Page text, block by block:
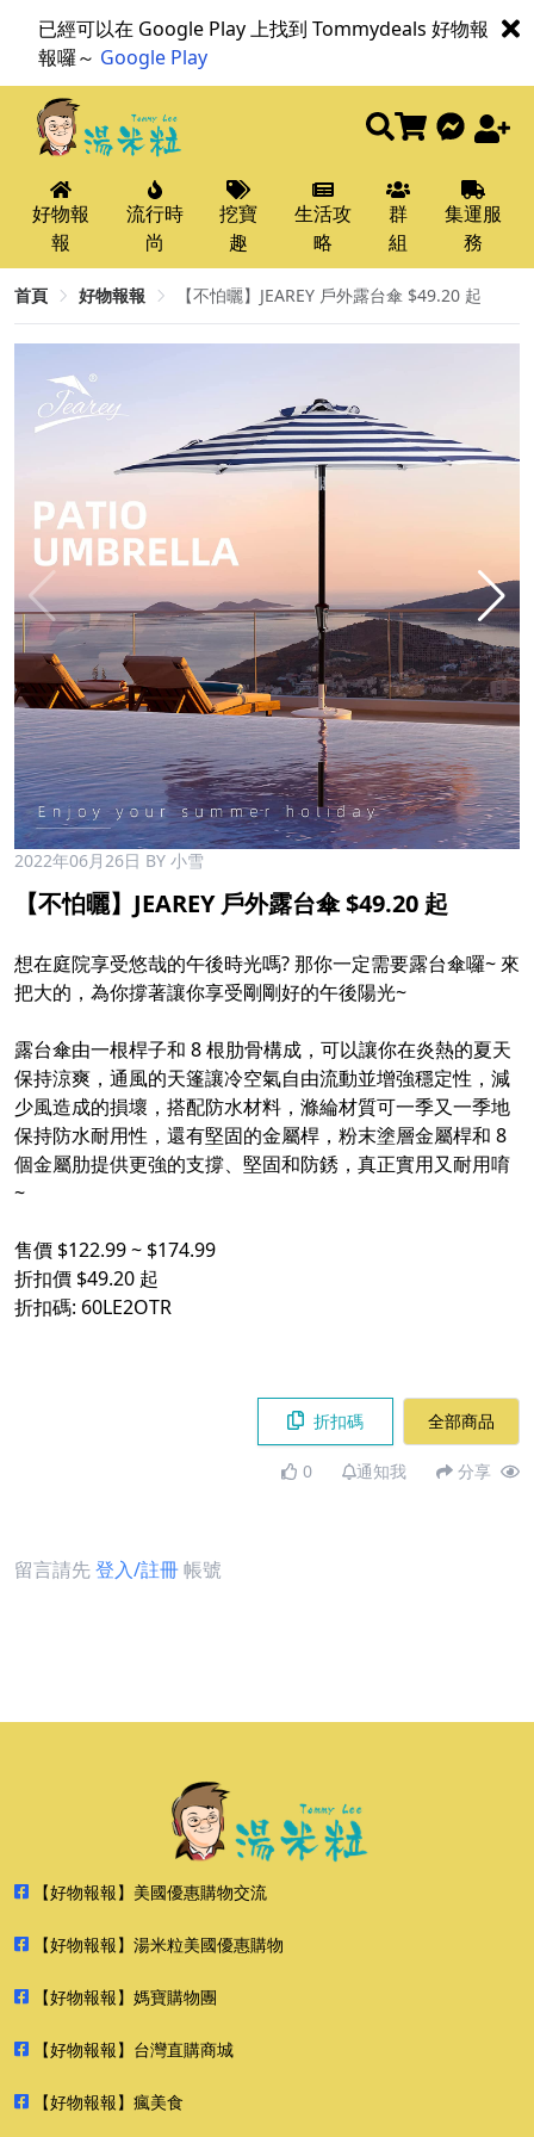
已經可以在 Google Play 上找到 Tommydeals 好物報
報囉～ Google Play
好物報
報
流行時
尚
挖寶
趣
生活攻
略
群
組
集運服
務
首頁 好物報報 【不怕曬】JEAREY 戶外露台傘 $49.20 起 ​
2022年06月26日 BY 小雪
【不怕曬】JEAREY 戶外露台傘 $49.20 起 ​
想在庭院享受悠哉的午後時光嗎? 那你一定需要露台傘囉~ 來
把大的，為你撐著讓你享受剛剛好的午後陽光~​
露台傘由一根桿子和 8 根肋骨構成，可以讓你在炎熱的夏天
保持涼爽，通風的天篷讓冷空氣自由流動並增強穩定性，減
少風造成的損壞，搭配防水材料，滌綸材質可一季又一季地
保持防水耐用性，還有堅固的金屬桿，粉末塗層金屬桿和 8
個金屬肋提供更強的支撐、堅固和防銹，真正實用又耐用唷
~​
售價 $122.99 ~ $174.99​
折扣價 $49.20 起​
折扣碼: 60LE2OTR​
折扣碼 全部商品
0 通知我 分享
留言請先登入/註冊帳號
【好物報報】美國優惠購物交流
【好物報報】湯米粒美國優惠購物
【好物報報】媽寶購物團
【好物報報】台灣直購商城
【好物報報】瘋美食